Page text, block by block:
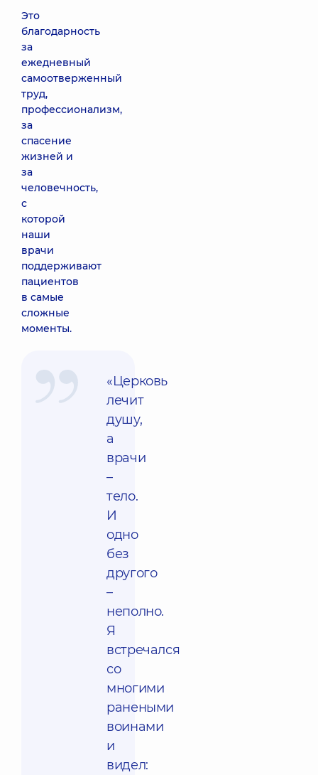
Это
благодарность
за
ежедневный
самоотверженный
труд,
профессионализм,
за
спасение
жизней и
за
человечность,
с
которой
наши
врачи
поддерживают
пациентов
в самые
сложные
моменты.
«Церковь
лечит
душу,
а
врачи
–
тело.
И
одно
без
другого
–
неполно.
Я
встречался
со
многими
ранеными
воинами
и
видел: